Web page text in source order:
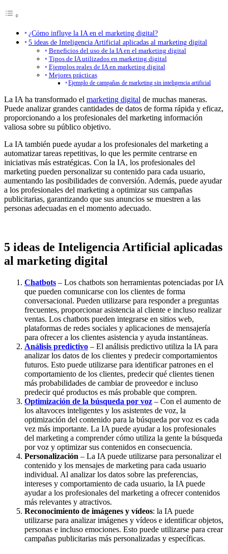
¿Cómo influye la IA en el marketing digital?
5 ideas de Inteligencia Artificial aplicadas al marketing digital
Beneficios del uso de la IA en el marketing digital
Tipos de IA utilizados en marketing digital
Ejemplos reales de IA en marketing digital
Mejores prácticas
Ejemplo de campañas de marketing sin inteligencia artificial
La IA ha transformado el marketing digital de muchas maneras.
Puede analizar grandes cantidades de datos de forma rápida y eficaz,
proporcionando a los profesionales del marketing información
valiosa sobre su público objetivo.
La IA también puede ayudar a los profesionales del marketing a
automatizar tareas repetitivas, lo que les permite centrarse en
iniciativas más estratégicas. Con la IA, los profesionales del
marketing pueden personalizar su contenido para cada usuario,
aumentando las posibilidades de conversión. Además, puede ayudar
a los profesionales del marketing a optimizar sus campañas
publicitarias, garantizando que sus anuncios se muestren a las
personas adecuadas en el momento adecuado.
5 ideas de Inteligencia Artificial aplicadas
al marketing digital
Chatbots – Los chatbots son herramientas potenciadas por IA
que pueden comunicarse con los clientes de forma
conversacional. Pueden utilizarse para responder a preguntas
frecuentes, proporcionar asistencia al cliente e incluso realizar
ventas. Los chatbots pueden integrarse en sitios web,
plataformas de redes sociales y aplicaciones de mensajería
para ofrecer a los clientes asistencia y ayuda instantáneas.
Análisis predictivo – El análisis predictivo utiliza la IA para
analizar los datos de los clientes y predecir comportamientos
futuros. Esto puede utilizarse para identificar patrones en el
comportamiento de los clientes, predecir qué clientes tienen
más probabilidades de cambiar de proveedor e incluso
predecir qué productos es más probable que compren.
Optimización de la búsqueda por voz – Con el aumento de
los altavoces inteligentes y los asistentes de voz, la
optimización del contenido para la búsqueda por voz es cada
vez más importante. La IA puede ayudar a los profesionales
del marketing a comprender cómo utiliza la gente la búsqueda
por voz y optimizar sus contenidos en consecuencia.
Personalización – La IA puede utilizarse para personalizar el
contenido y los mensajes de marketing para cada usuario
individual. Al analizar los datos sobre las preferencias,
intereses y comportamiento de cada usuario, la IA puede
ayudar a los profesionales del marketing a ofrecer contenidos
más relevantes y atractivos.
Reconocimiento de imágenes y vídeos: la IA puede
utilizarse para analizar imágenes y vídeos e identificar objetos,
personas e incluso emociones. Esto puede utilizarse para crear
campañas publicitarias más personalizadas y específicas.